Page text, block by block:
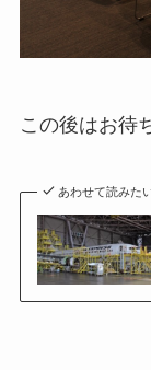
この後はお待
あわせて読みた